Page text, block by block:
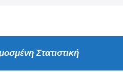
Στατιστική